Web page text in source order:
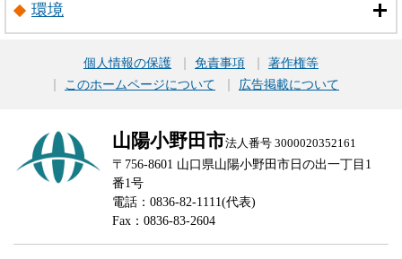
環境
個人情報の保護 免責事項
著作権等
このホームページについて
広告掲載について
山陽小野田市法人番号 3000020352161
〒756-8601 山口県山陽小野田市日の出一丁目1
番1号
電話：0836-82-1111(代表)
Fax：0836-83-2604